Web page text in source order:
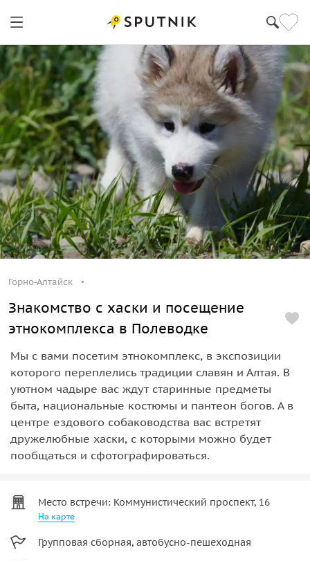
Горно-Алтайск
Знакомство с хаски и посещение
этнокомплекса в Полеводке
Мы с вами посетим этнокомплекс, в экспозиции
которого переплелись традиции славян и Алтая. В
уютном чадыре вас ждут старинные предметы
быта, национальные костюмы и пантеон богов. А в
центре ездового собаководства вас встретят
дружелюбные хаски, с которыми можно будет
пообщаться и сфотографироваться.
Место встречи: Коммунистический проспект, 16
На карте
Групповая сборная, автобусно-пешеходная